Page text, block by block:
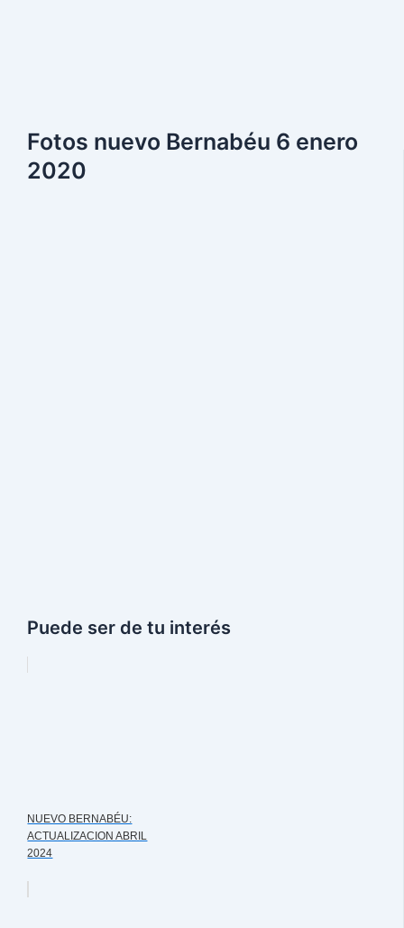
Fotos nuevo Bernabéu 6 enero
2020
Puede ser de tu interés
NUEVO BERNABÉU:
ACTUALIZACION ABRIL
2024